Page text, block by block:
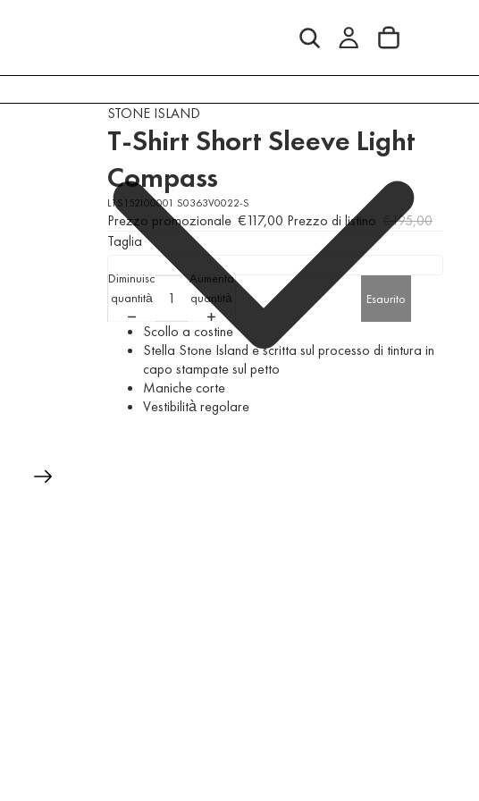
STONE ISLAND
T-Shirt Short Sleeve Light
Compass
L1S152100001 S0363V0022-S
Prezzo promozionale €117,00 Prezzo di listino
€195,00
Taglia
Diminuisci
quantità
Aumenta
quantità
Esaurito
Scollo a costine
Stella Stone Island e scritta sul processo di tintura in
capo stampate sul petto
Maniche corte
Vestibilità regolare